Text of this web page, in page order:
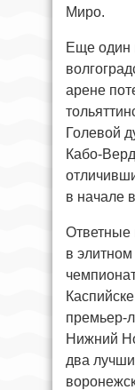
Миро.
Еще один
арене
Голевой
Кабо-
в начале
Ответные
в элитном
премьер-
Нижний
два